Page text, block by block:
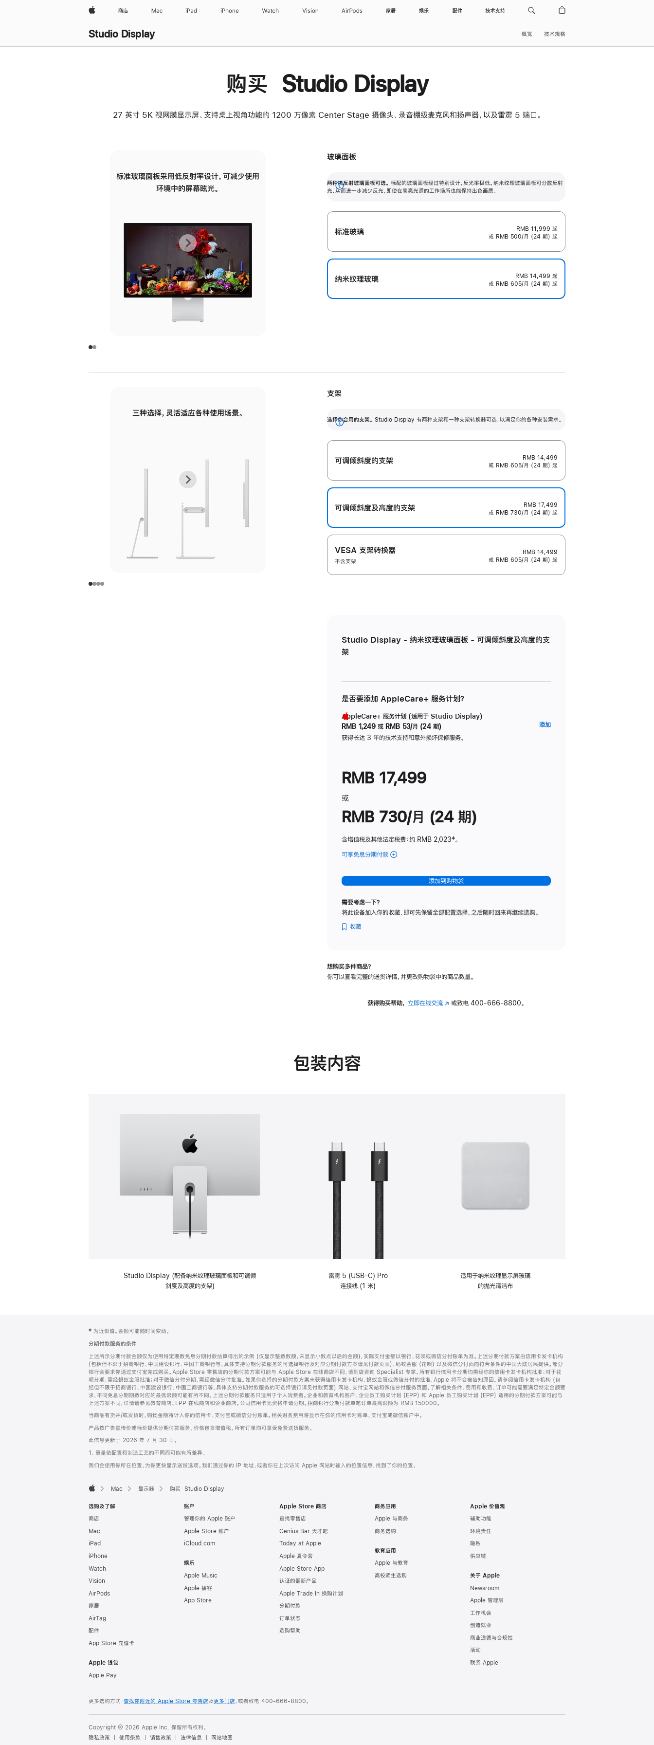
Apple 商店 Mac iPad iPhone Watch Vision AirPods 家居 娱乐 配件 技术支持
Studio Display 概览 技术规格
购买 Studio Display
27 英寸 5K 视网膜显示屏、支持桌上视角功能的 1200 万像素 Center Stage 摄像头、录音棚级麦克风和扬声器，以及雷雳 5 端口。
标准玻璃面板采用低反射率设计，可减少使用
环境中的屏幕眩光。
有高亮光源的场所使用，也能保持出色画质。
上
一
张
图
面
下
一
张
图
面
玻璃面板
两种抗反射玻璃面板可选。 标配的玻璃面板经过特别设计，反光率极低。纳米纹理玻璃面板可分散反射
光，从而进一步减少反光，即使在高亮光源的工作场所也能保持出色画质。
展
标准玻璃 RMB 11,999 起
或 RMB 500/月 (24 期) 起
纳米纹理玻璃 RMB 14,499 起
或 RMB 605/月 (24 期) 起
三种选择，灵活适应各种使用场景。
调节范围。
毫米的高度调节范围。
上
张
下
张
支架
选择你合用的支架。 Studio Display 有两种支架和一种支架转换器可选，以满足你的各种安装需求。
展
开
可调倾斜度的支架
RMB 14,499
或 RMB 605/月 (24 期) 起
可调倾斜度及高‍度的支‍架
RMB 17,499
或 RMB 730/月 (24 期) 起
VESA 支架转换器
不含支架
RMB 14,499
或 RMB 605/月 (24 期) 起
Studio Display - 纳米纹理玻璃面板 - 可调倾斜度及高度的支
架
是否要添加 AppleCare+ 服务计划？
AppleCare+ 服务计划 (适用于 Studio Display)
RMB 1,249 或 RMB 53/月 (24 期)
获得长达 3 年的技术支持和意外损坏保修服务。
添加
RMB 17,499
或
RMB 730/月 (24 期)
含增值税及其他法定税费：约 RMB 2,023脚
‡。
可享免息分期付款 (Studio
-
纳
理
可
斜
添加到购物袋
需要考虑一下？
将此设备加入你的收藏，即可先保留全部配置选择，之后随时回来再继续选购。
收藏
想购买多件商品？
你可以查看完整的送货详情，并更改购物袋中的商品数量。
获得购买帮助， 立即在线交流(在 或致电400-666-8800。
包装内容
Studio Display (配备纳米纹理玻璃面板和可调倾
斜度及高度的支架)
雷雳 5 (USB-C) Pro
连接线 (1 米)
适用于纳米纹理显示屏玻璃
的抛光清洁布
页
脚
注
‡ 为近似值。金额可能随时间变动。
分期付款服务的条件
上述所示分期付款金额仅为使用特定期数免息分期付款估算得出的示例 (仅显示整数数额，未显示小数点以后的金额)，实际支付金额以银行、花呗或微信分付账单为准。上述分期付款方案由信用卡发卡机构
(包括但不限于招商银行、中国建设银行、中国工商银行等，具体支持分期付款服务的可选择银行及对应分期付款方案请见付款页面)、蚂蚁金服 (花呗) 以及微信分付面向符合条件的中国大陆居民提供。部分
银行会要求你通过支付宝完成购买。Apple Store 零售店的分期付款方案可能与 Apple Store 在线商店不同，请到店咨询 Specialist 专家。所有银行信用卡分期均需经你的信用卡发卡机构批准；对于花
呗分期，需经蚂蚁金服批准；对于微信分付分期，需经微信分付批准。如果你选择的分期付款方案未获得信用卡发卡机构、蚂蚁金服或微信分付的批准，Apple 将不会被告知原因。请参阅信用卡发卡机构 (包
括但不限于招商银行、中国建设银行、中国工商银行等，具体支持分期付款服务的可选择银行请见付款页面) 网站、支付宝网站和微信分付服务页面，了解相关条件、费用和收费。订单可能需要满足特定金额要
求，不同免息分期期数对应的最低限额可能有所不同。上述分期付款服务只适用于个人消费者。企业和教育机构客户、企业员工购买计划 (EPP) 和 Apple 员工购买计划 (EPP) 适用的分期付款方案可能与
上述方案不同，详情请参见教育商店、EPP 在线商店和企业商店。公司信用卡无资格申请分期。招商银行分期付款单笔订单最高限额为 RMB 150000。
当商品有货并/或发货时，购物金额将计入你的信用卡、支付宝或微信分付账单。相关财务费用将显示在你的信用卡对账单、支付宝或微信账户中。
产品按广告宣传价或标价提供分期付款服务。价格包含增值税。所有订单均可享受免费送货服务。
此信息更新于 2026 年 7 月 30 日。
1. 重量依配置和制造工艺的不同而可能有所差异。
我们会使用你所在位置，为你更快显示送货选项。我们通过你的 IP 地址，或者你在上次访问 Apple 网站时输入的位置信息，找到了你的位置。
Mac 显示器 购买 Studio Display
选购及了解
商店
Mac
iPad
iPhone
Watch
Vision
AirPods
家居
AirTag
配件
App Store 充值卡
Apple 钱包
Apple Pay
账户
管理你的 Apple 账户
Apple Store 账户
iCloud.com
娱乐
Apple Music
Apple 播客
App Store
Apple Store 商店
查找零售店
Genius Bar 天才吧
Today at Apple
Apple 夏令营
Apple Store App
认证的翻新产品
Apple Trade In 换购计划
分期付款
订单状态
选购帮助
商务应用
Apple 与商务
商务选购
教育应用
Apple 与教育
高校师生选购
Apple 价值观
辅助功能
环境责任
隐私
供应链
关于 Apple
Newsroom
Apple 管理层
工作机会
创造就业
商业道德与合规性
活动
联系 Apple
更多选购方式：查找你附近的 Apple Store 零售店及更多门店，或者致电 400-666-8800。
Copyright © 2026 Apple Inc. 保留所有权利。
隐私政策
使用条款 销售政策 法律信息 网站地图